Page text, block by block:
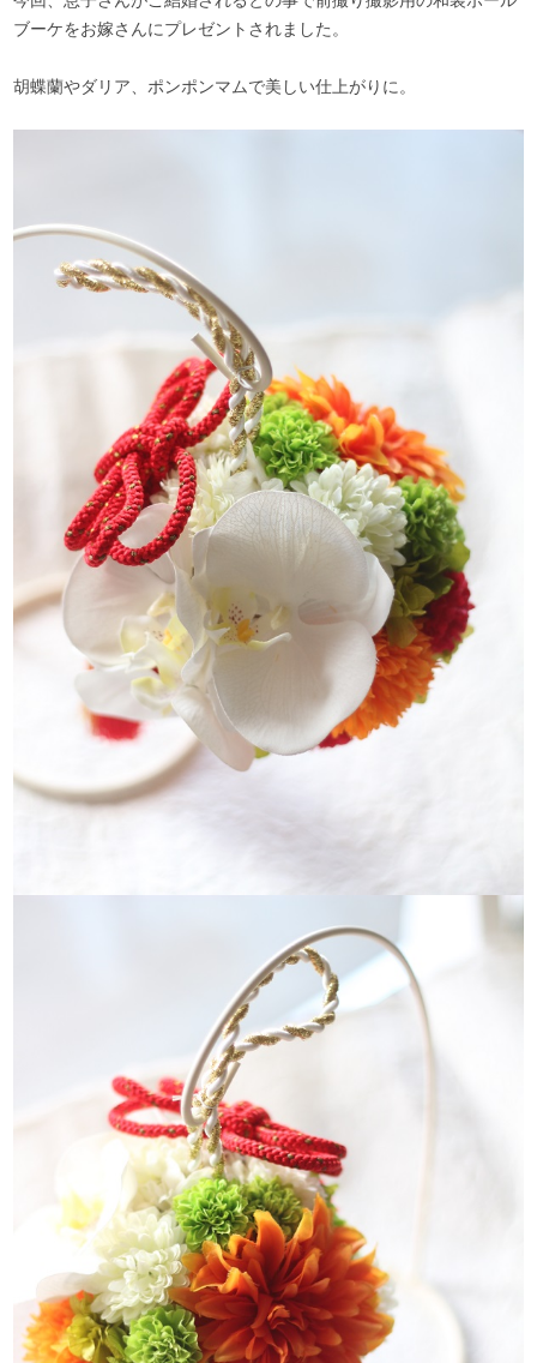
ブーケをお嫁さんにプレゼントされました。
胡蝶蘭やダリア、ポンポンマムで美しい仕上がりに。